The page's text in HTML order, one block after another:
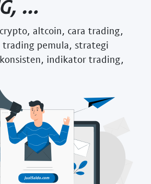
...
altcoin, cara trading,
trading pemula, strategi
indikator trading,